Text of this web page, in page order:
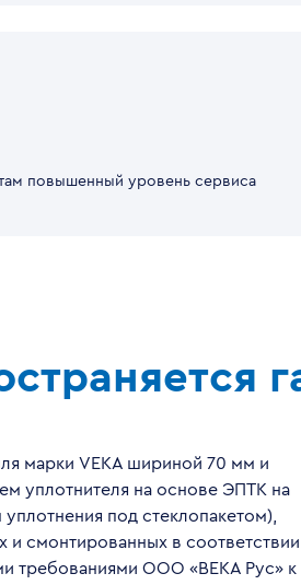
повышенный уровень сервиса
марки VEKA шириной 70 мм и
уплотнителя на основе ЭПТК на
под стеклопакетом),
и смонтированных в соответствии
требованиями ООО «ВЕКА Рус» к